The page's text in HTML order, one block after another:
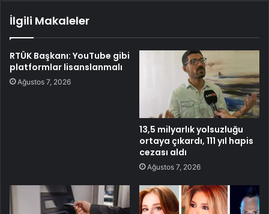
İlgili Makaleler
RTÜK Başkanı: YouTube gibi
platformlar lisanslanmalı
Ağustos 7, 2026
13,5 milyarlık yolsuzluğu
ortaya çıkardı, 111 yıl hapis
cezası aldı
Ağustos 7, 2026